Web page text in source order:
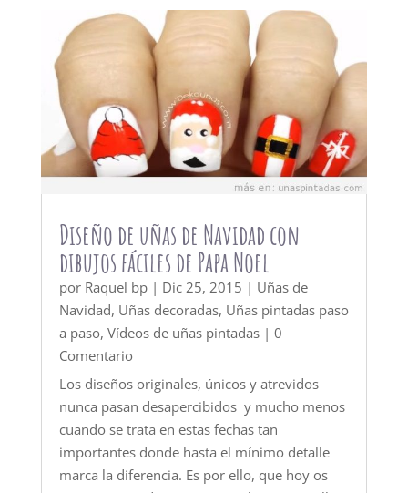
Diseño de uñas de Navidad con
dibujos fáciles de Papa Noel
por Raquel bp| Dic 25, 2015 | Uñas de
Navidad, Uñas decoradas, Uñas pintadas paso
a paso, Vídeos de uñas pintadas| 0
Comentario
Los diseños originales, únicos y atrevidos
nunca pasan desapercibidos y mucho menos
cuando se trata en estas fechas tan
importantes donde hasta el mínimo detalle
marca la diferencia. Es por ello, que hoy os